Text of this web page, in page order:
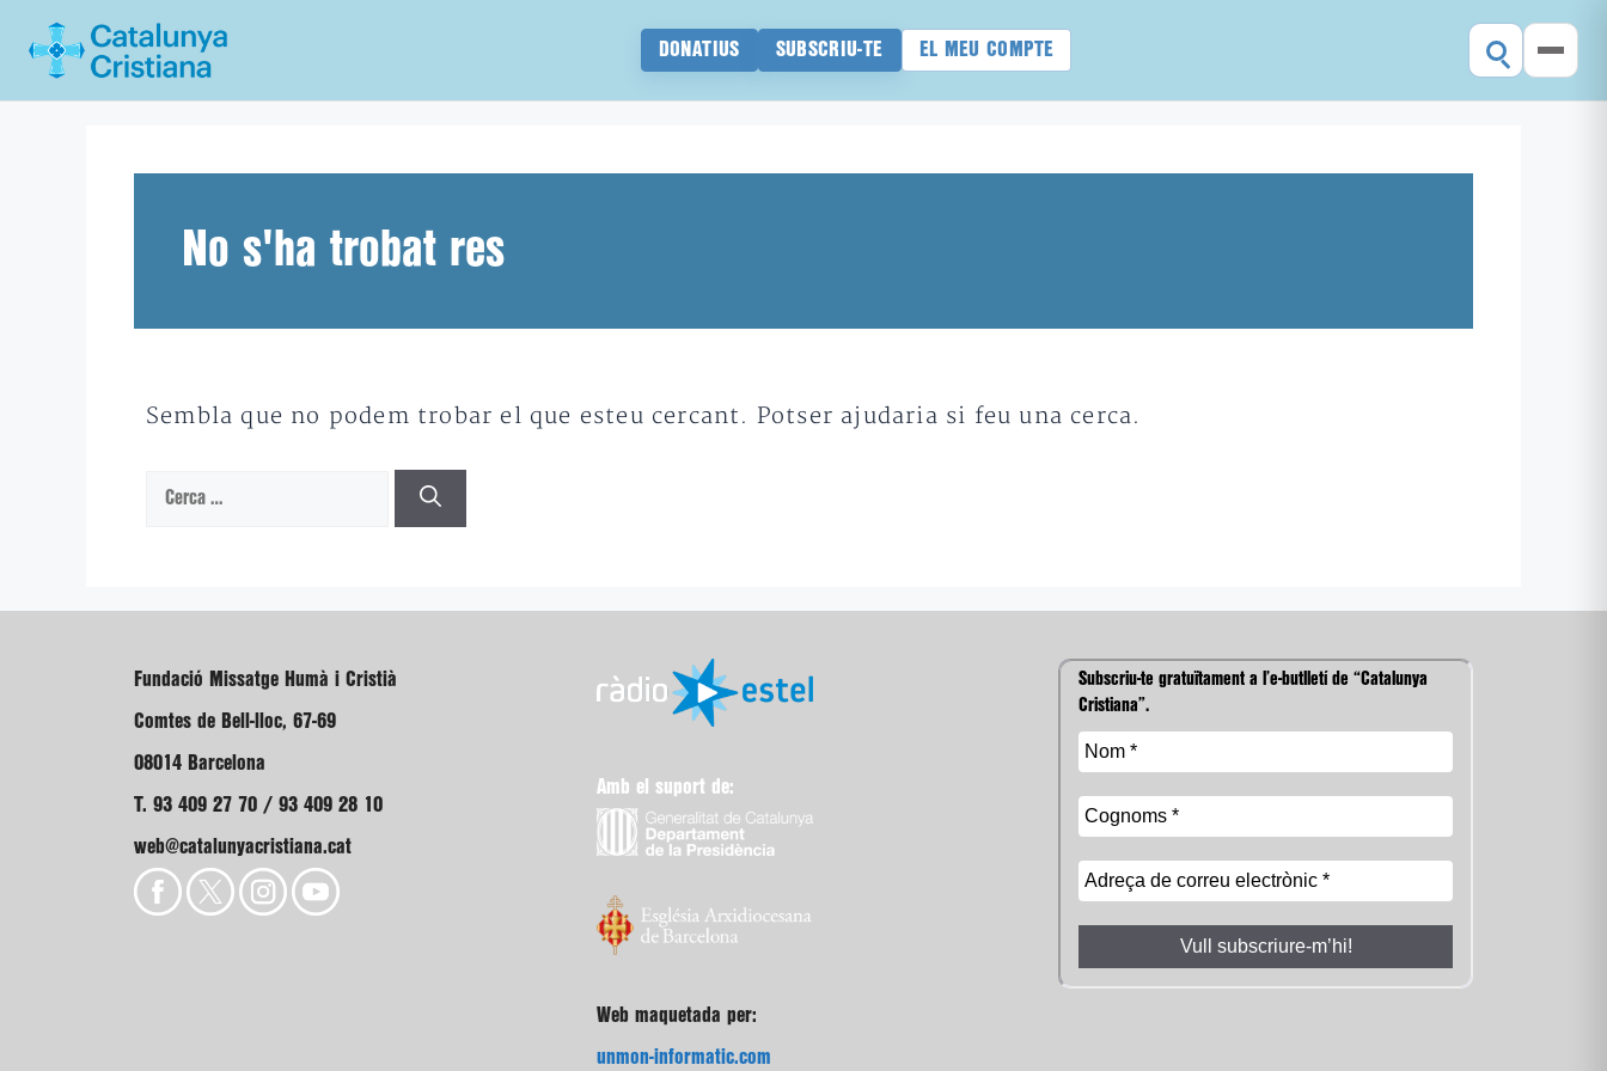
DONATIUS SUBSCRIU-TE EL MEU COMPTE
No s'ha trobat res
Sembla que no podem trobar el que esteu cercant. Potser ajudaria si feu una cerca.
Cerca:
Fundació Missatge Humà i Cristià
Comtes de Bell-lloc, 67-69
08014 Barcelona
T. 93 409 27 70 / 93 409 28 10
web@catalunyacristiana.cat
Amb el suport de:
Web maquetada per:
unmon-informatic.com
Subscriu-te gratuïtament a l’e-butlletí de “Catalunya
Cristiana”.